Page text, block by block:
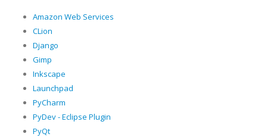
Amazon Web Services
CLion
Django
Gimp
Inkscape
Launchpad
PyCharm
PyDev - Eclipse Plugin
PyQt